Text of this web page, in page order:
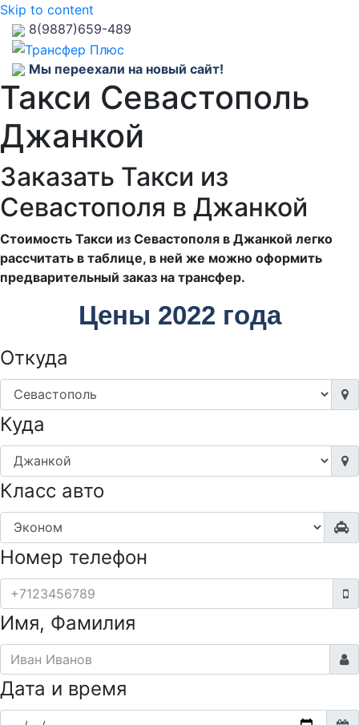
Skip to content
8(9887)659-489
Мы переехали на новый сайт!
Такси Севастополь
Джанкой
Заказать Такси из
Севастополя в Джанкой
Стоимость Такси из Севастополя в Джанкой легко
рассчитать в таблице, в ней же можно оформить
предварительный заказ на трансфер.
Цены 2022 года
Откуда
Куда
Класс авто
Номер телефон
Имя, Фамилия
Дата и время